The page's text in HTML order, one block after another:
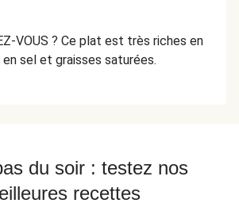
VOUS ? Ce plat est très riches en
en sel et graisses saturées.
du soir : testez nos
recettes